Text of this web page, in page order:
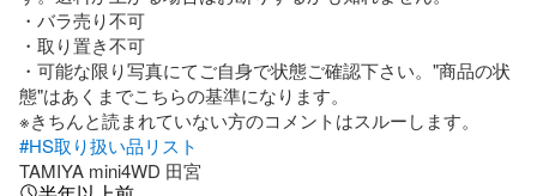
・バラ売り不可
・取り置き不可
・可能な限り写真にてご自身で状態ご確認下さい。"商品の状
態"はあくまでこちらの基準になります。
#HS取り扱い品リスト
TAMIYA mini4WD 田宮